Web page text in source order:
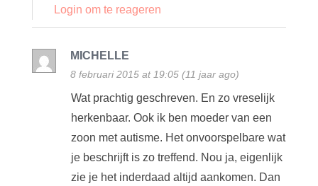
Login om te reageren
MICHELLE
8 februari 2015 at 19:05 (11 jaar ago)
Wat prachtig geschreven. En zo vreselijk
herkenbaar. Ook ik ben moeder van een
zoon met autisme. Het onvoorspelbare wat
je beschrijft is zo treffend. Nou ja, eigenlijk
zie je het inderdaad altijd aankomen. Dan